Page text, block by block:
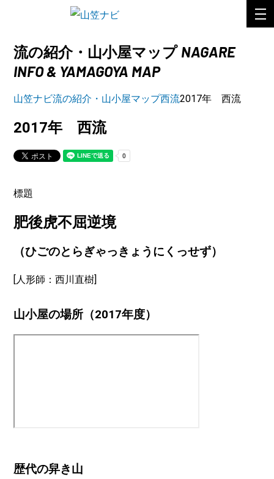
流の紹介・山小屋マップ NAGARE
INFO & YAMAGOYA MAP
山笠ナビ流の紹介・山小屋マップ西流2017年 西流
2017年 西流
標題
肥後虎不屈逆境
（ひごのとらぎゃっきょうにくっせず）
[人形師：西川直樹]
山小屋の場所（2017年度）
歴代の舁き山